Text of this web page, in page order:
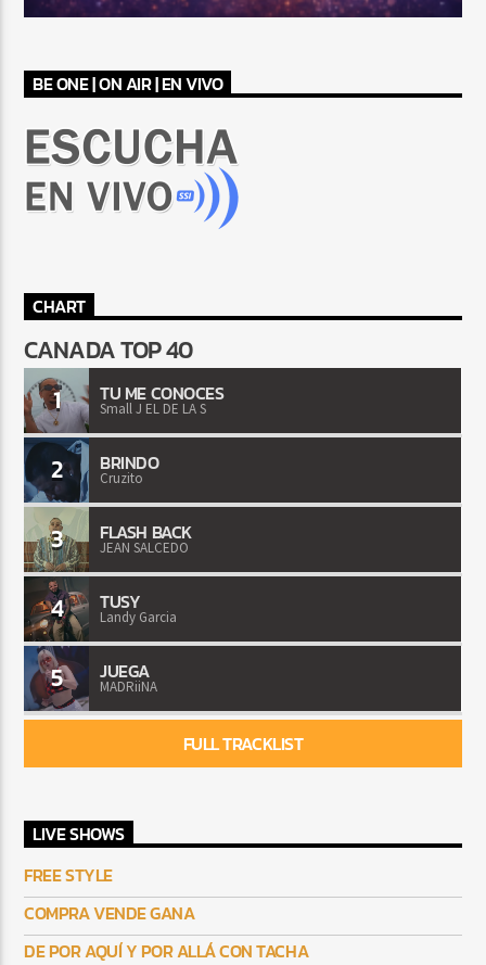
BE ONE | ON AIR | EN VIVO
CHART
CANADA TOP 40
1 TU ME CONOCES
Small J EL DE LA S
2 BRINDO
Cruzito
3 FLASH BACK
JEAN SALCEDO
4 TUSY
Landy Garcia
5 JUEGA
MADRiiNA
FULL TRACKLIST
LIVE SHOWS
FREE STYLE
COMPRA VENDE GANA
DE POR AQUÍ Y POR ALLÁ CON TACHA